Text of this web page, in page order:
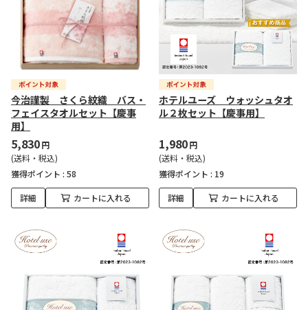
今治謹製 さくら紋織 バス・
フェイスタオルセット【慶事
用】
5,830円
(送料・税込)
獲得ポイント : 58
詳細 カートに入れる
ホテルユーズ ウォッシュタオ
ル２枚セット【慶事用】
1,980円
(送料・税込)
獲得ポイント : 19
詳細 カートに入れる